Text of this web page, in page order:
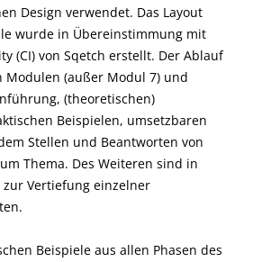
Design verwendet. Das Layout
wurde in Übereinstimmung mit
(CI) von Sqetch erstellt. Der Ablauf
Modulen (außer Modul 7) und
(theoretischen)
Beispielen, umsetzbaren
Stellen und Beantworten von
Thema. Des Weiteren sind in
Vertiefung einzelner
Beispiele aus allen Phasen des